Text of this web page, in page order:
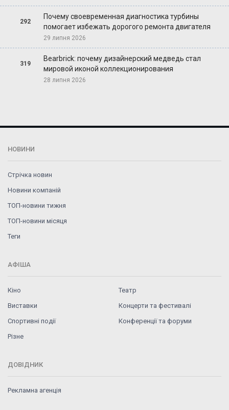
292
Почему своевременная диагностика турбины
помогает избежать дорогого ремонта двигателя
29 липня 2026
319
Bearbrick: почему дизайнерский медведь стал
мировой иконой коллекционирования
28 липня 2026
НОВИНИ
Стрічка новин
Новини компаній
ТОП-новини тижня
ТОП-новини місяця
Теги
АФІША
Кіно
Театр
Виставки
Концерти та фестивалі
Спортивні події
Конференції та форуми
Різне
ДОВІДНИК
Рекламна агенція